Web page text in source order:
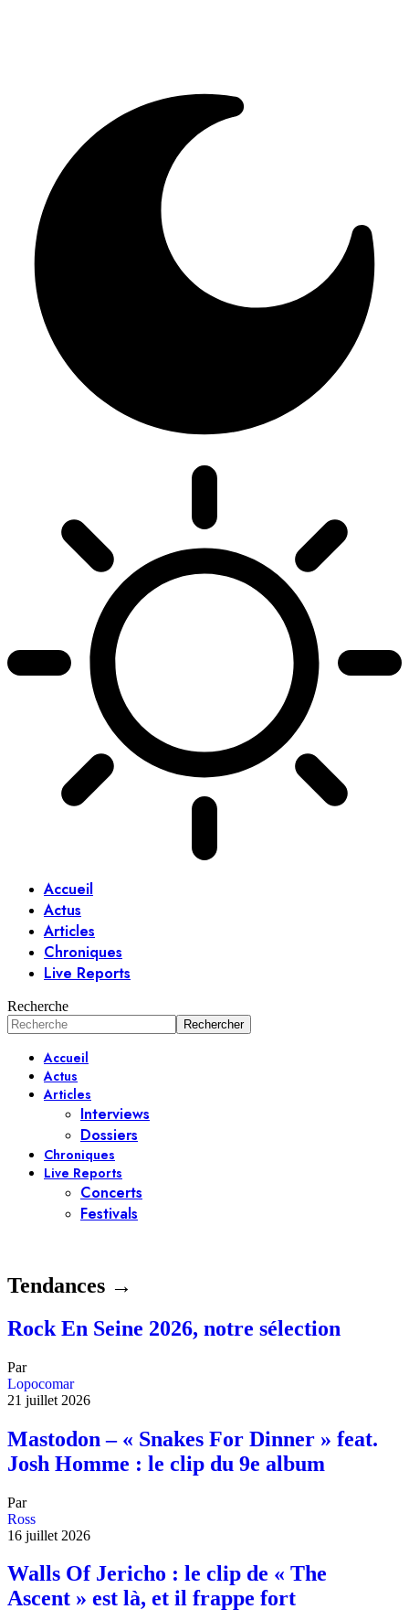
Accueil
Actus
Articles
Chroniques
Live Reports
Recherche
Accueil
Actus
Articles
Interviews
Dossiers
Chroniques
Live Reports
Concerts
Festivals
Tendances →
Rock En Seine 2026, notre sélection
Par
Lopocomar
21 juillet 2026
Mastodon – « Snakes For Dinner » feat.
Josh Homme : le clip du 9e album
Par
Ross
16 juillet 2026
Walls Of Jericho : le clip de « The
Ascent » est là, et il frappe fort